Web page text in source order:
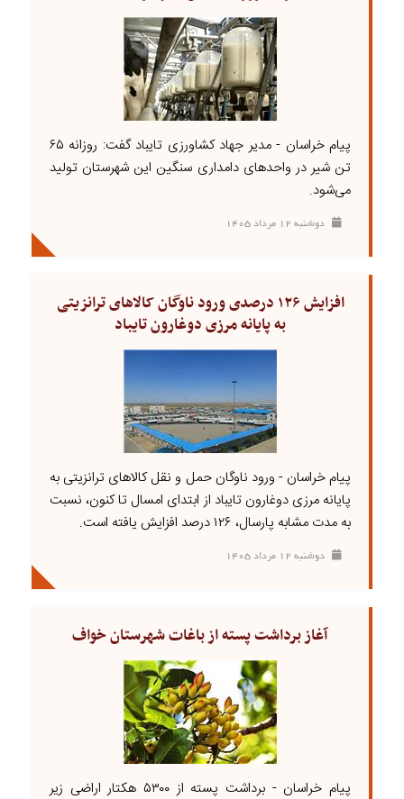
پیام خراسان - مدیر جهاد کشاورزی تایباد گفت: روزانه ۶۵
تن شیر در واحد‌های دامداری سنگین این شهرستان تولید
می‌شود.
دوشنبه ۱۲ مرداد ۱۴۰۵
افزایش ۱۲۶ درصدی ورود ناوگان کالا‌های ترانزیتی
به پایانه مرزی دوغارون تایباد
پیام خراسان - ورود ناوگان حمل و نقل کالا‌های ترانزیتی به
پایانه مرزی دوغارون تایباد از ابتدای امسال تا کنون، نسبت
به مدت مشابه پارسال، ۱۲۶ درصد افزایش یافته است.
دوشنبه ۱۲ مرداد ۱۴۰۵
آغاز برداشت پسته از باغات شهرستان خواف
پیام خراسان - برداشت پسته از ۵۳۰۰ هکتار اراضی زیر